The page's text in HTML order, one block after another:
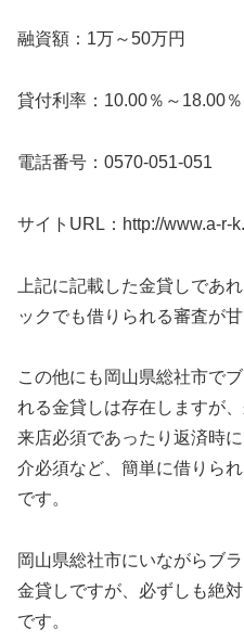
融資額：1万～50万円
貸付利率：10.00％～18.00％
電話番号：0570-051-051
サイトURL：http://www.a-r-
上記に記載した金貸しであ
ックでも借りられる審査が
この他にも岡山県総社市で
れる金貸しは存在しますが
来店必須であったり返済時
介必須など、簡単に借りら
です。
岡山県総社市にいながらブ
金貸しですが、必ずしも絶
です。